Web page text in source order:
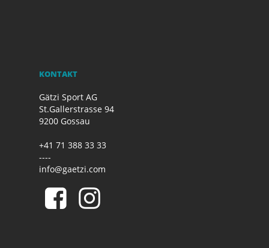
KONTAKT
Gätzi Sport AG
St.Gallerstrasse 94
9200 Gossau
+41 71 388 33 33
----
info@gaetzi.com